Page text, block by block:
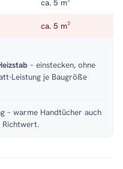
ca. 5 m²
ca. 5 m²
– einstecken, ohne
Leistung je Baugröße
– warme Handtücher auch
Richtwert.